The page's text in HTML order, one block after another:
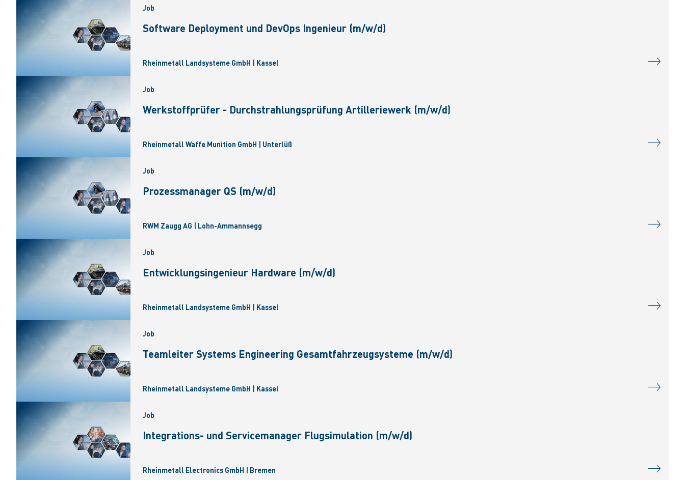
Job
Software Deployment und DevOps Ingenieur (m/w/d)
Rheinmetall Landsysteme GmbH | Kassel
Job
Werkstoffprüfer - Durchstrahlungsprüfung Artilleriewerk (m/w/d)
Rheinmetall Waffe Munition GmbH | Unterlüß
Job
Prozessmanager QS (m/w/d)
RWM Zaugg AG | Lohn-Ammannsegg
Job
Entwicklungsingenieur Hardware (m/w/d)
Rheinmetall Landsysteme GmbH | Kassel
Job
Teamleiter Systems Engineering Gesamtfahrzeugsysteme (m/w/d)
Rheinmetall Landsysteme GmbH | Kassel
Job
Integrations- und Servicemanager Flugsimulation (m/w/d)
Rheinmetall Electronics GmbH | Bremen